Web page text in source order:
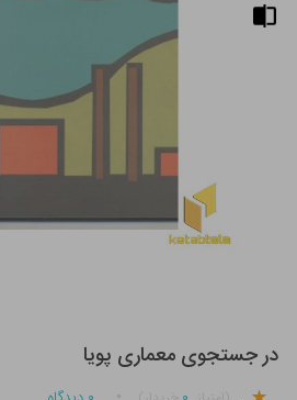
در جستجوی معماری پویا